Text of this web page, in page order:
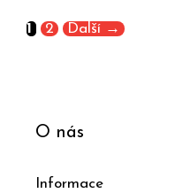
1 2 Další →
O nás
Informace